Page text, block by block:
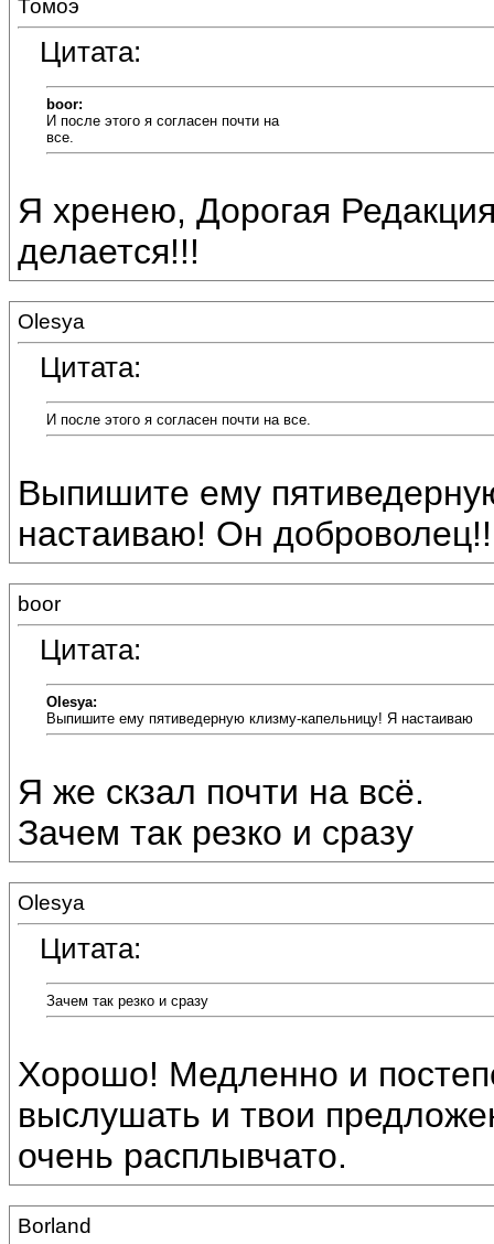
Томоэ
Цитата:
boor:
И после этого я согласен почти на
все.
Я хренею, Дорогая
делается!!!
Olesya
Цитата:
И после этого я согласен почти на все.
Выпишите ему
настаиваю! Он
boor
Цитата:
Olesya:
Выпишите ему пятиведерную клизму-капельницу! Я настаиваю
Я же скзал почти на всё.
Зачем так резко и сразу
Olesya
Цитата:
Зачем так резко и сразу
Хорошо! Медленно и
выслушать и твои
очень расплывчато.
Borland